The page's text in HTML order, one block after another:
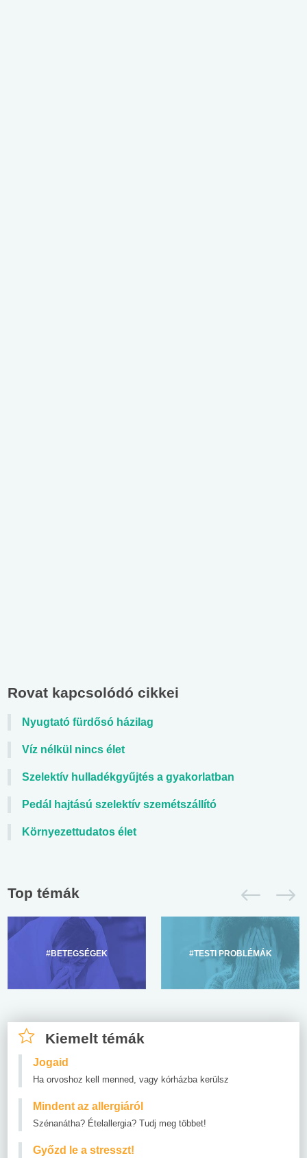
Rovat kapcsolódó cikkei
Nyugtató fürdősó házilag
Víz nélkül nincs élet
Szelektív hulladékgyűjtés a gyakorlatban
Pedál hajtású szelektív szemétszállító
Környezettudatos élet
Top témák
#BETEGSÉGEK #TESTI PROBLÉMÁK
Kiemelt témák
Jogaid
Ha orvoshoz kell menned, vagy kórházba kerülsz
Mindent az allergiáról
Szénanátha? Ételallergia? Tudj meg többet!
Győzd le a stresszt!